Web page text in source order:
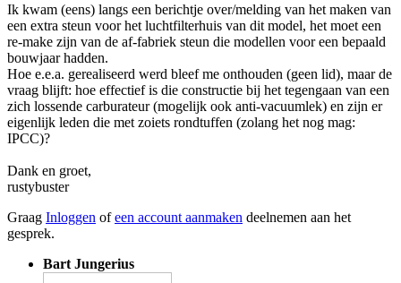
Ik kwam (eens) langs een berichtje over/melding van het maken van
een extra steun voor het luchtfilterhuis van dit model, het moet een
re-make zijn van de af-fabriek steun die modellen voor een bepaald
bouwjaar hadden.
Hoe e.e.a. gerealiseerd werd bleef me onthouden (geen lid), maar de
vraag blijft: hoe effectief is die constructie bij het tegengaan van een
zich lossende carburateur (mogelijk ook anti-vacuumlek) en zijn er
eigenlijk leden die met zoiets rondtuffen (zolang het nog mag:
IPCC)?
Dank en groet,
rustybuster
Graag Inloggen ofeen account aanmaken deelnemen aan het
gesprek.
Bart Jungerius